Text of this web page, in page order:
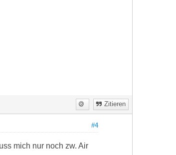
Zitieren
#4
mich nur noch zw. Air